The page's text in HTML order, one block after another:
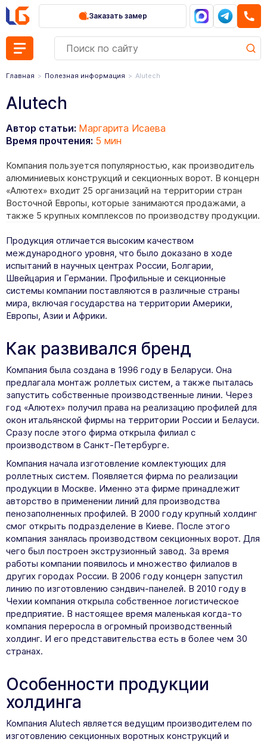
Заказать замер
Главная Полезная информация Alutech
Alutech
Автор статьи: Маргарита Исаева
Время прочтения: 5 мин
Компания пользуется популярностью, как производитель
алюминиевых конструкций и секционных ворот. В концерн
«Алютех» входит 25 организаций на территории стран
Восточной Европы, которые занимаются продажами, а
также 5 крупных комплексов по производству продукции.
Продукция отличается высоким качеством
международного уровня, что было доказано в ходе
испытаний в научных центрах России, Болгарии,
Швейцария и Германии. Профильные и секционные
системы компании поставляются в различные страны
мира, включая государства на территории Америки,
Европы, Азии и Африки.
Как развивался бренд
Компания была создана в 1996 году в Беларуси. Она
предлагала монтаж роллетых систем, а также пыталась
запустить собственные производственные линии. Через
год «Алютех» получил права на реализацию профилей для
окон итальянской фирмы на территории России и Белауси.
Сразу после этого фирма открыла филиал с
производством в Санкт-Петербурге.
Компания начала изготовление комлектующих для
роллетных систем. Появляется фирма по реализации
продукции в Москве. Именно эта фирме принадлежит
авторство в применении линий для производства
пенозаполненных профилей. В 2000 году крупный холдинг
смог открыть подразделение в Киеве. После этого
компания занялась производством секционных ворот. Для
чего был построен экструзионный завод. За время
работы компании появилось и множество филиалов в
других городах России. В 2006 году концерн запустил
линию по изготовлению сэндвич-панелей. В 2010 году в
Чехии компания открыла собственное логистическое
предприятие. В настоящее время маленькая когда-то
компания переросла в огромный производственный
холдинг. И его представительства есть в более чем 30
странах.
Особенности продукции
холдинга
Компания Alutech является ведущим производителем по
изготовлению секционных воротных конструкций и